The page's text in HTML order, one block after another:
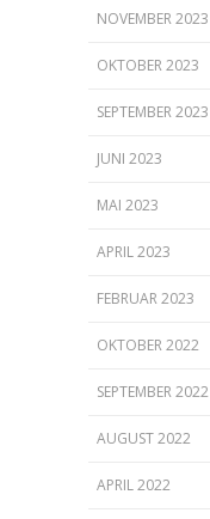
NOVEMBER 2023
OKTOBER 2023
SEPTEMBER 2023
JUNI 2023
MAI 2023
APRIL 2023
FEBRUAR 2023
OKTOBER 2022
SEPTEMBER 2022
AUGUST 2022
APRIL 2022